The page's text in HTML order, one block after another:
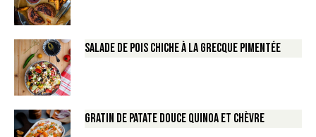
Salade de Pois chiche à la Grecque pimentée
Gratin de Patate douce Quinoa et Chèvre